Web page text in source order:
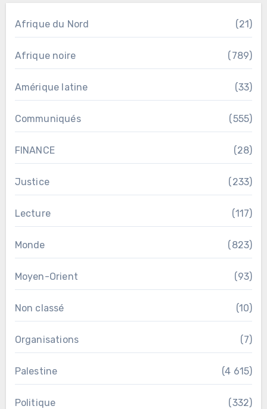
Afrique du Nord (21)
Afrique noire (789)
Amérique latine (33)
Communiqués (555)
FINANCE (28)
Justice (233)
Lecture (117)
Monde (823)
Moyen-Orient (93)
Non classé (10)
Organisations (7)
Palestine (4 615)
Politique (332)